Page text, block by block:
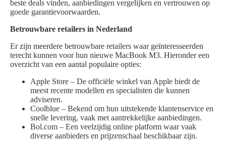
beste deals vinden, aanbiedingen vergelijken en vertrouwen op
goede garantievoorwaarden.
Betrouwbare retailers in Nederland
Er zijn meerdere betrouwbare retailers waar geïnteresseerden
terecht kunnen voor hun nieuwe MacBook M3. Hieronder een
overzicht van een aantal populaire opties:
Apple Store – De officiële winkel van Apple biedt de
meest recente modellen en specialisten die kunnen
adviseren.
Coolblue – Bekend om hun uitstekende klantenservice en
snelle levering, vaak met aantrekkelijke aanbiedingen.
Bol.com – Een veelzijdig online platform waar vaak
diverse aanbieders en prijzenschaal beschikbaar zijn.